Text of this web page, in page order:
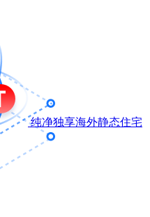
纯净独享海外静态住宅